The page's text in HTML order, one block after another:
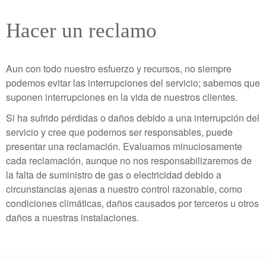
Hacer un reclamo
Aun con todo nuestro esfuerzo y recursos, no siempre
podemos evitar las interrupciones del servicio; sabemos que
suponen interrupciones en la vida de nuestros clientes.
Si ha sufrido pérdidas o daños debido a una interrupción del
servicio y cree que podemos ser responsables, puede
presentar una reclamación. Evaluamos minuciosamente
cada reclamación, aunque no nos responsabilizaremos de
la falta de suministro de gas o electricidad debido a
circunstancias ajenas a nuestro control razonable, como
condiciones climáticas, daños causados ​​por terceros u otros
daños a nuestras instalaciones.